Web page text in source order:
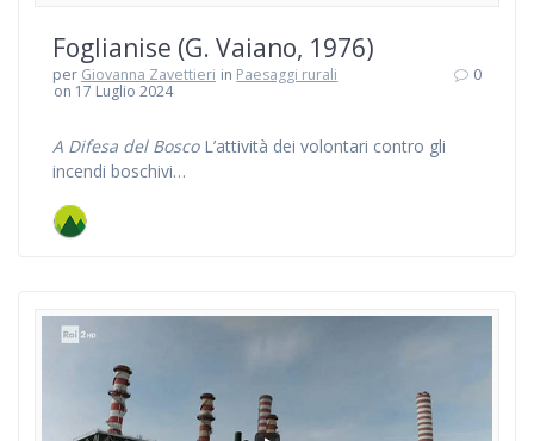
Foglianise (G. Vaiano, 1976)
per Giovanna Zavettieri in Paesaggi rurali
on 17 Luglio 2024
0
A Difesa del Bosco L’attività dei volontari contro gli
incendi boschivi…